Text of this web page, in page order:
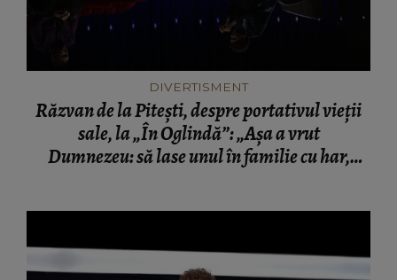
DIVERTISMENT
Răzvan de la Pitești, despre portativul vieții
sale, la „În Oglindă”: „Așa a vrut
Dumnezeu: să lase unul în familie cu har,